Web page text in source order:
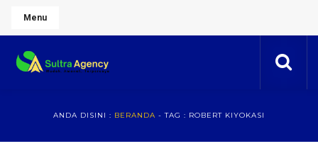
Menu
ANDA DISINI : BERANDA -TAG : ROBERT KIYOKASI